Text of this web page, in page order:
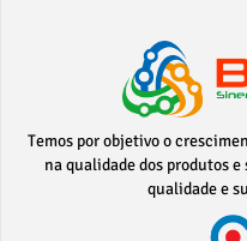
Temos por objetivo o
na qualidade dos produtos
qualidade e